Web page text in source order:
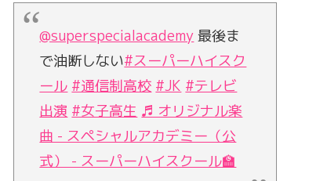
@superspecialacademy 最後ま
で油断しない#スーパーハイスク
ール #通信制高校 #JK #テレビ
出演 #女子高生 ♬ オリジナル楽
曲 - スペシャルアカデミー（公
式） - スーパーハイスクール🏫